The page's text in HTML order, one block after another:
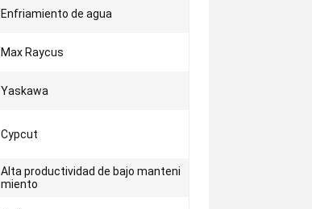
Enfriamiento de agua
Max Raycus
Yaskawa
Cypcut
Alta productividad de bajo manteni
miento